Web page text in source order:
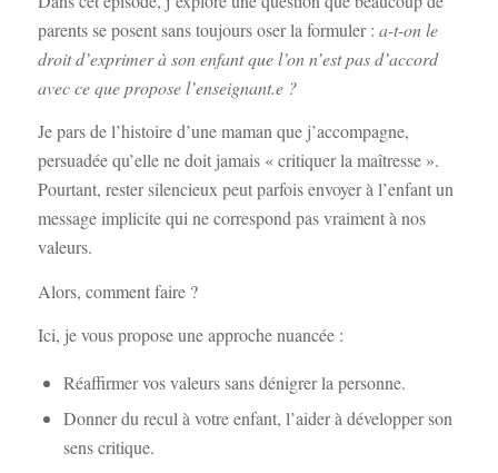
parents se posent sans toujours oser la formuler : a-t-on le
droit d’exprimer à son enfant que l’on n’est pas d’accord
avec ce que propose l’enseignant.e ?
Je pars de l’histoire d’une maman que j’accompagne,
persuadée qu’elle ne doit jamais « critiquer la maîtresse ».
Pourtant, rester silencieux peut parfois envoyer à l’enfant un
message implicite qui ne correspond pas vraiment à nos
valeurs.
Alors, comment faire ?
Ici, je vous propose une approche nuancée :
Réaffirmer vos valeurs sans dénigrer la personne.
Donner du recul à votre enfant, l’aider à développer son
sens critique.